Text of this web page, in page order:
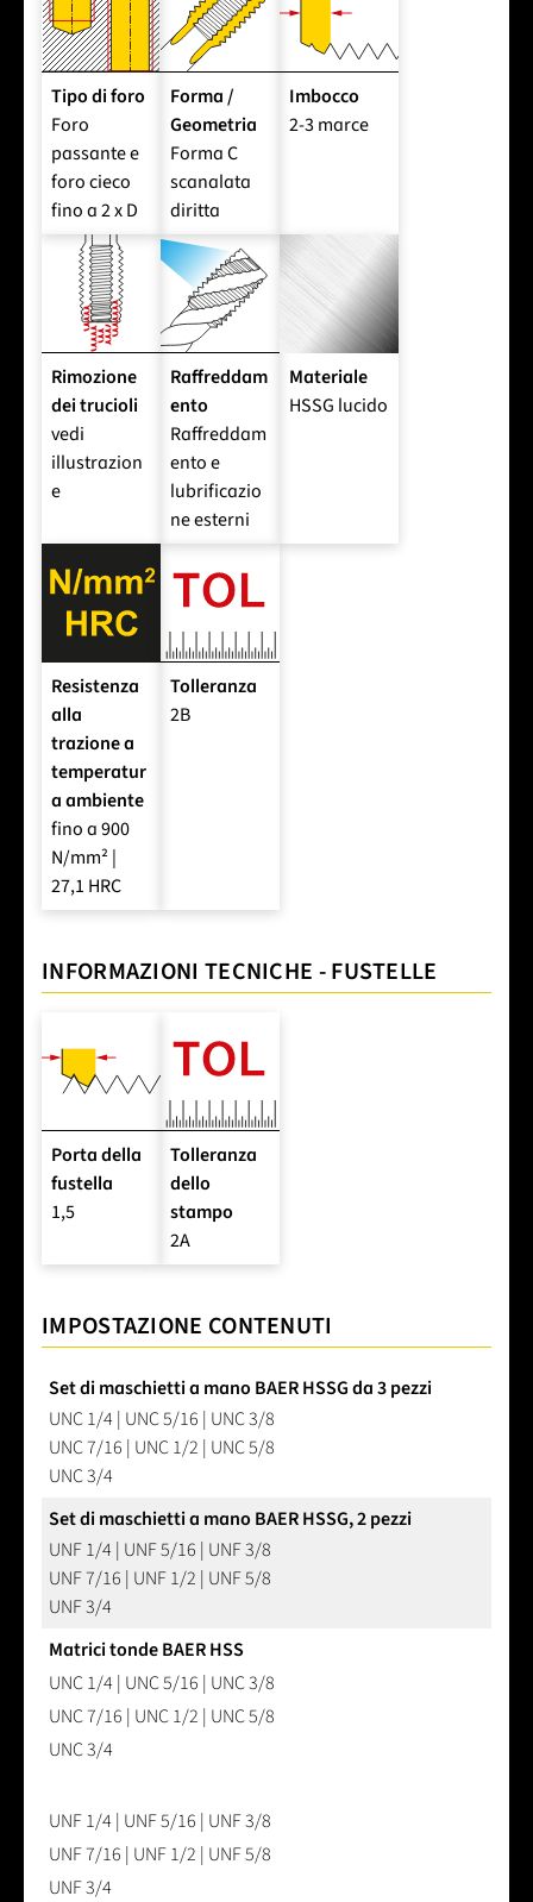
Tipo di foro
Foro
passante e
foro cieco
fino a 2 x D
Forma /
Geometria
Forma C
scanalata
diritta
Imbocco
2-3 marce
Rimozione
dei trucioli
vedi
illustrazion
e
Raffreddam
ento
Raffreddam
ento e
lubrificazio
ne esterni
Materiale
HSSG lucido
Resistenza
alla
trazione a
temperatur
a ambiente
fino a 900
N/mm² |
27,1 HRC
Tolleranza
2B
INFORMAZIONI TECNICHE - FUSTELLE
Porta della
fustella
1,5
Tolleranza
dello
stampo
2A
IMPOSTAZIONE CONTENUTI
Set di maschietti a mano BAER HSSG da 3 pezzi
UNC 1/4 | UNC 5/16 | UNC 3/8
UNC 7/16 | UNC 1/2 | UNC 5/8
UNC 3/4
Set di maschietti a mano BAER HSSG, 2 pezzi
UNF 1/4 | UNF 5/16 | UNF 3/8
UNF 7/16 | UNF 1/2 | UNF 5/8
UNF 3/4
Matrici tonde BAER HSS
UNC 1/4 | UNC 5/16 | UNC 3/8
UNC 7/16 | UNC 1/2 | UNC 5/8
UNC 3/4
UNF 1/4 | UNF 5/16 | UNF 3/8
UNF 7/16 | UNF 1/2 | UNF 5/8
UNF 3/4